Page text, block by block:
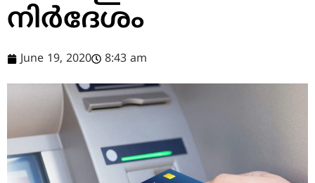
നിര്‍ദേശം
June 19, 2020 8:43 am